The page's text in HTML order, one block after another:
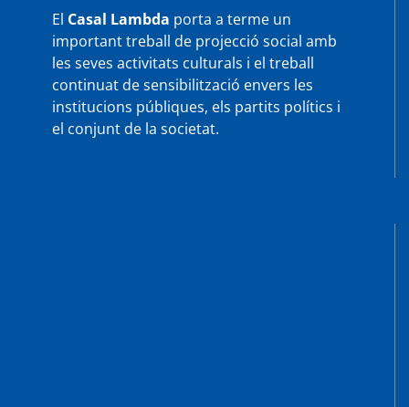
El Casal Lambda porta a terme un
important treball de projecció social amb
les seves activitats culturals i el treball
continuat de sensibilització envers les
institucions públiques, els partits polítics i
el conjunt de la societat.